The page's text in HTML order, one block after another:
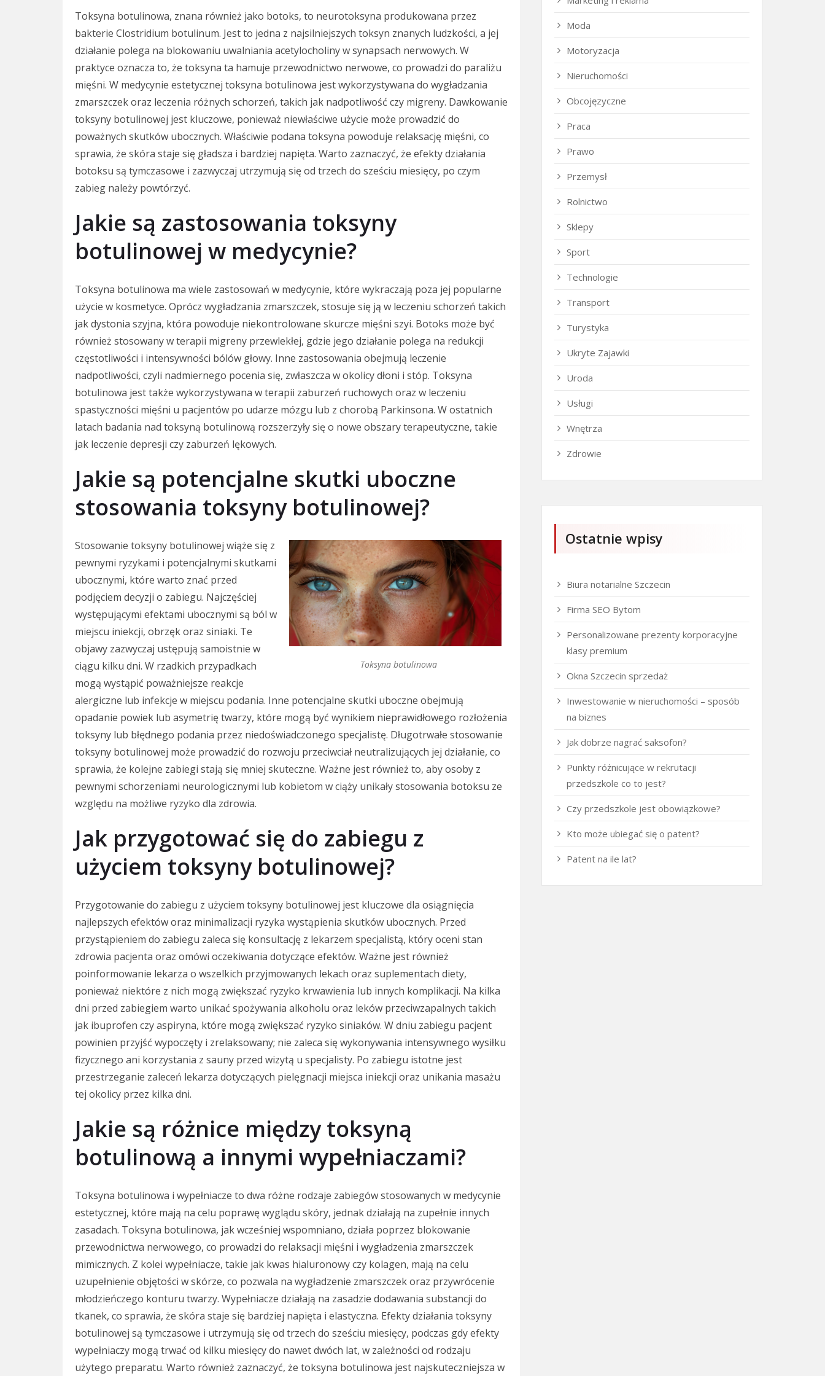
Toksyna botulinowa, znana również jako botoks, to neurotoksyna produkowana przez
bakterie Clostridium botulinum. Jest to jedna z najsilniejszych toksyn znanych ludzkości, a jej
działanie polega na blokowaniu uwalniania acetylocholiny w synapsach nerwowych. W
praktyce oznacza to, że toksyna ta hamuje przewodnictwo nerwowe, co prowadzi do paraliżu
mięśni. W medycynie estetycznej toksyna botulinowa jest wykorzystywana do wygładzania
zmarszczek oraz leczenia różnych schorzeń, takich jak nadpotliwość czy migreny. Dawkowanie
toksyny botulinowej jest kluczowe, ponieważ niewłaściwe użycie może prowadzić do
poważnych skutków ubocznych. Właściwie podana toksyna powoduje relaksację mięśni, co
sprawia, że skóra staje się gładsza i bardziej napięta. Warto zaznaczyć, że efekty działania
botoksu są tymczasowe i zazwyczaj utrzymują się od trzech do sześciu miesięcy, po czym
zabieg należy powtórzyć.
Jakie są zastosowania toksyny
botulinowej w medycynie?
Toksyna botulinowa ma wiele zastosowań w medycynie, które wykraczają poza jej popularne
użycie w kosmetyce. Oprócz wygładzania zmarszczek, stosuje się ją w leczeniu schorzeń takich
jak dystonia szyjna, która powoduje niekontrolowane skurcze mięśni szyi. Botoks może być
również stosowany w terapii migreny przewlekłej, gdzie jego działanie polega na redukcji
częstotliwości i intensywności bólów głowy. Inne zastosowania obejmują leczenie
nadpotliwości, czyli nadmiernego pocenia się, zwłaszcza w okolicy dłoni i stóp. Toksyna
botulinowa jest także wykorzystywana w terapii zaburzeń ruchowych oraz w leczeniu
spastyczności mięśni u pacjentów po udarze mózgu lub z chorobą Parkinsona. W ostatnich
latach badania nad toksyną botulinową rozszerzyły się o nowe obszary terapeutyczne, takie
jak leczenie depresji czy zaburzeń lękowych.
Jakie są potencjalne skutki uboczne
stosowania toksyny botulinowej?
Toksyna botulinowa
Stosowanie toksyny botulinowej wiąże się z
pewnymi ryzykami i potencjalnymi skutkami
ubocznymi, które warto znać przed
podjęciem decyzji o zabiegu. Najczęściej
występującymi efektami ubocznymi są ból w
miejscu iniekcji, obrzęk oraz siniaki. Te
objawy zazwyczaj ustępują samoistnie w
ciągu kilku dni. W rzadkich przypadkach
mogą wystąpić poważniejsze reakcje
alergiczne lub infekcje w miejscu podania. Inne potencjalne skutki uboczne obejmują
opadanie powiek lub asymetrię twarzy, które mogą być wynikiem nieprawidłowego rozłożenia
toksyny lub błędnego podania przez niedoświadczonego specjalistę. Długotrwałe stosowanie
toksyny botulinowej może prowadzić do rozwoju przeciwciał neutralizujących jej działanie, co
sprawia, że kolejne zabiegi stają się mniej skuteczne. Ważne jest również to, aby osoby z
pewnymi schorzeniami neurologicznymi lub kobietom w ciąży unikały stosowania botoksu ze
względu na możliwe ryzyko dla zdrowia.
Jak przygotować się do zabiegu z
użyciem toksyny botulinowej?
Przygotowanie do zabiegu z użyciem toksyny botulinowej jest kluczowe dla osiągnięcia
najlepszych efektów oraz minimalizacji ryzyka wystąpienia skutków ubocznych. Przed
przystąpieniem do zabiegu zaleca się konsultację z lekarzem specjalistą, który oceni stan
zdrowia pacjenta oraz omówi oczekiwania dotyczące efektów. Ważne jest również
poinformowanie lekarza o wszelkich przyjmowanych lekach oraz suplementach diety,
ponieważ niektóre z nich mogą zwiększać ryzyko krwawienia lub innych komplikacji. Na kilka
dni przed zabiegiem warto unikać spożywania alkoholu oraz leków przeciwzapalnych takich
jak ibuprofen czy aspiryna, które mogą zwiększać ryzyko siniaków. W dniu zabiegu pacjent
powinien przyjść wypoczęty i zrelaksowany; nie zaleca się wykonywania intensywnego wysiłku
fizycznego ani korzystania z sauny przed wizytą u specjalisty. Po zabiegu istotne jest
przestrzeganie zaleceń lekarza dotyczących pielęgnacji miejsca iniekcji oraz unikania masażu
tej okolicy przez kilka dni.
Jakie są różnice między toksyną
botulinową a innymi wypełniaczami?
Toksyna botulinowa i wypełniacze to dwa różne rodzaje zabiegów stosowanych w medycynie
estetycznej, które mają na celu poprawę wyglądu skóry, jednak działają na zupełnie innych
zasadach. Toksyna botulinowa, jak wcześniej wspomniano, działa poprzez blokowanie
przewodnictwa nerwowego, co prowadzi do relaksacji mięśni i wygładzenia zmarszczek
mimicznych. Z kolei wypełniacze, takie jak kwas hialuronowy czy kolagen, mają na celu
uzupełnienie objętości w skórze, co pozwala na wygładzenie zmarszczek oraz przywrócenie
młodzieńczego konturu twarzy. Wypełniacze działają na zasadzie dodawania substancji do
tkanek, co sprawia, że skóra staje się bardziej napięta i elastyczna. Efekty działania toksyny
botulinowej są tymczasowe i utrzymują się od trzech do sześciu miesięcy, podczas gdy efekty
wypełniaczy mogą trwać od kilku miesięcy do nawet dwóch lat, w zależności od rodzaju
użytego preparatu. Warto również zaznaczyć, że toksyna botulinowa jest najskuteczniejsza w
Moda
Motoryzacja
Nieruchomości
Obcojęzyczne
Praca
Prawo
Przemysł
Rolnictwo
Sklepy
Sport
Technologie
Transport
Turystyka
Ukryte Zajawki
Uroda
Usługi
Wnętrza
Zdrowie
Ostatnie wpisy
Biura notarialne Szczecin
Firma SEO Bytom
Personalizowane prezenty korporacyjne
klasy premium
Okna Szczecin sprzedaż
Inwestowanie w nieruchomości – sposób
na biznes
Jak dobrze nagrać saksofon?
Punkty różnicujące w rekrutacji
przedszkole co to jest?
Czy przedszkole jest obowiązkowe?
Kto może ubiegać się o patent?
Patent na ile lat?